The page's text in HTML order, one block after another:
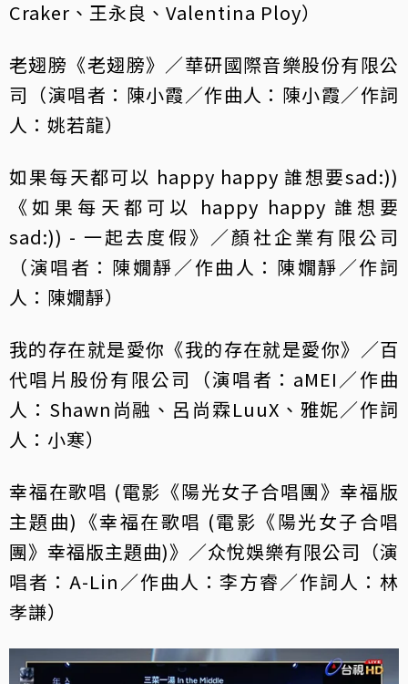
Craker、王永良、Valentina Ploy）
老翅膀《老翅膀》／華研國際音樂股份有限公
司（演唱者：陳小霞／作曲人：陳小霞／作詞
人：姚若龍）
如果每天都可以 happy happy 誰想要sad:))
《如果每天都可以 happy happy 誰想要
sad:)) - 一起去度假》／顏社企業有限公司
（演唱者：陳嫺靜／作曲人：陳嫺靜／作詞
人：陳嫺靜）
我的存在就是愛你《我的存在就是愛你》／百
代唱片股份有限公司（演唱者：aMEI／作曲
人：Shawn尚融、呂尚霖LuuX、雅妮／作詞
人：小寒）
幸福在歌唱 (電影《陽光女子合唱團》幸福版
主題曲)《幸福在歌唱 (電影《陽光女子合唱
團》幸福版主題曲)》／众悅娛樂有限公司（演
唱者：A-Lin／作曲人：李方睿／作詞人：林
孝謙）